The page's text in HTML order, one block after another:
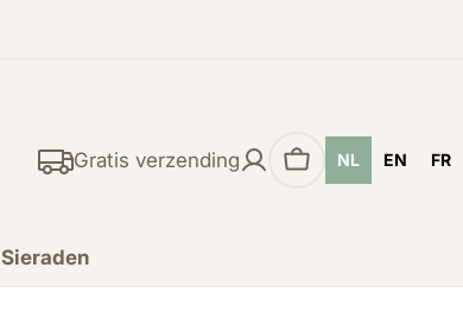
Gratis verzending
Winkelwagen
NL EN FR
Sieraden